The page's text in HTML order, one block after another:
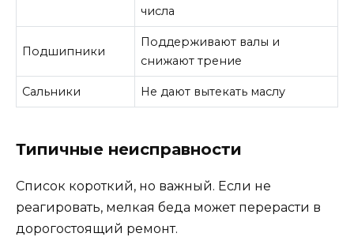
числа
Подшипники
Поддерживают валы и
снижают трение
Сальники Не дают вытекать маслу
Типичные неисправности
Список короткий, но важный. Если не
реагировать, мелкая беда может перерасти в
дорогостоящий ремонт.